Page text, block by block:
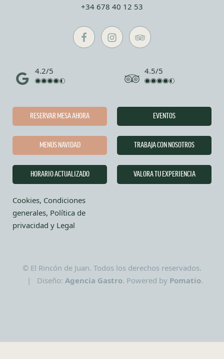
+34 678 40 12 53
4.2/5 4.5/5
RESERVAR MESA AHORA
MENÚS NAVIDAD
HORARIO ACTUALIZADO
Cookies, Condiciones
generales, Política de
privacidad y Legal
EVENTOS
TRABAJA CON NOSOTROS
VALORA TU EXPERIENCIA
© El Rincón de Juan. Todos los derechos reservados.
| Diseño: Agencia Gastro. Powered by Pomatio.